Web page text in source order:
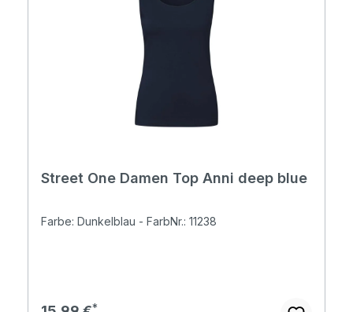
Street One Damen Top Anni deep blue
Farbe: Dunkelblau - FarbNr.: 11238